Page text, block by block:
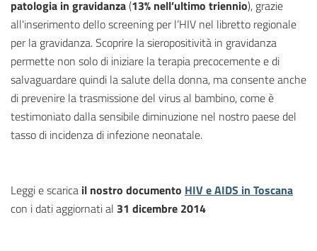
patologia in gravidanza(13% nell’ultimo triennio), grazie
all'inserimento dello screening per l’HIV nel libretto regionale
per la gravidanza. Scoprire la sieropositività in gravidanza
permette non solo di iniziare la terapia precocemente e di
salvaguardare quindi la salute della donna, ma consente anche
di prevenire la trasmissione del virus al bambino, come è
testimoniato dalla sensibile diminuzione nel nostro paese del
tasso di incidenza di infezione neonatale.
Leggi e scarica il nostro documento HIV e AIDS in Toscana
con i dati aggiornati al 31 dicembre 2014